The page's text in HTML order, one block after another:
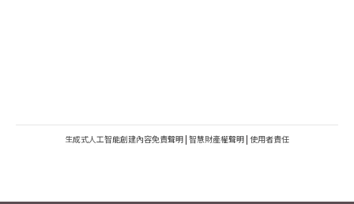
生成式人工智能創建內容免責聲明 | 智慧財產權聲明 | 使用者責任